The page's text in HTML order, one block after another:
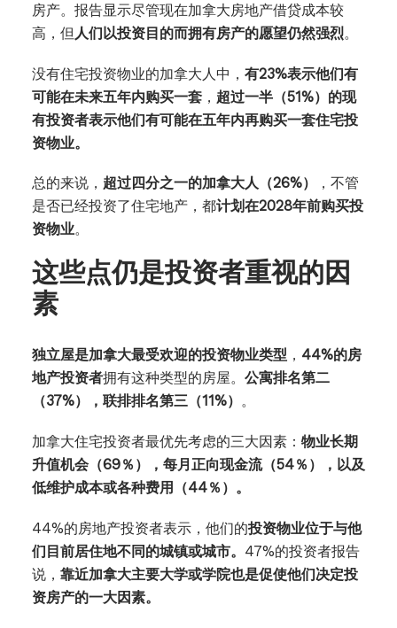
房产。报告显示尽管现在加拿大房地产借贷成本较
高，但 人们以投资目的而拥有房产的愿望仍然强烈。
没有住宅投资物业的加拿大人中， 有23%表示他们有
可能在未来五年内购买一套， 超过一半（51%）的现
有投资者表示他们有可能在五年内再购买一套住宅投
资物业。
总的来说， 超过四分之一的加拿大人（26%）
，不管
是否已经投资了住宅地产，都计划在2028年前购买投
资物业。
这些点仍是投资者重视的因
素
独立屋是加拿大最受欢迎的投资物业类型 ， 44%的房
地产投资者拥有这种类型的房屋。 公寓排名第二
（37%），联排排名第三（11%） 。
加拿大住宅投资者最优先考虑的三大因素： 物业长期
升值机会（69％），每月正向现金流（54％），以及
低维护成本或各种费用（44％）。
44%的房地产投资者表示，他们的投资物业位于与他
们目前居住地不同的城镇或城市。 47%的投资者报告
说， 靠近加拿大主要大学或学院也是促使他们决定投
资房产的一大因素。